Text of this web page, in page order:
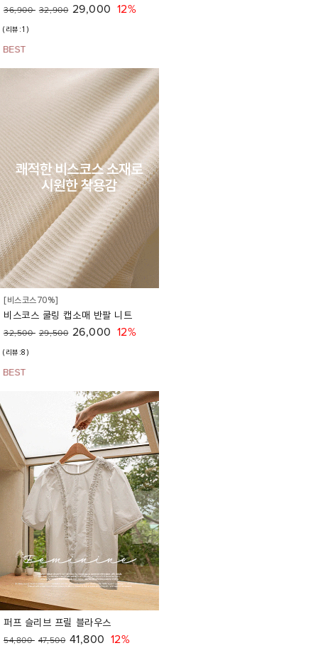
36,900 32,900 29,000 12%
(리뷰:1)
[비스코스70%]
비스코스 쿨링 캡소매 반팔 니트
32,500 29,500 26,000 12%
(리뷰:8)
퍼프 슬리브 프릴 블라우스
54,800 47,500 41,800 12%